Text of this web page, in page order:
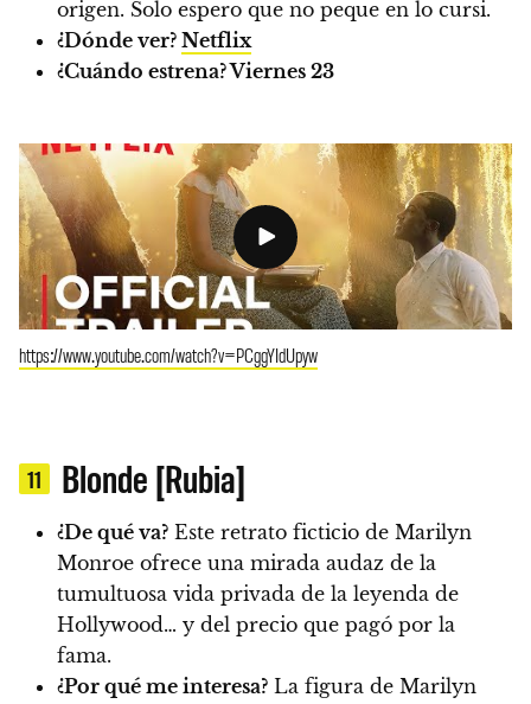
origen. Solo espero que no peque en lo cursi.
¿Dónde ver? Netflix
¿Cuándo estrena?Viernes 23
https://www.youtube.com/watch?v=PCggYIdUpyw
11 Blonde [Rubia]
¿De qué va? Este retrato ficticio de Marilyn
Monroe ofrece una mirada audaz de la
tumultuosa vida privada de la leyenda de
Hollywood… y del precio que pagó por la
fama.
¿Por qué me interesa? La figura de Marilyn